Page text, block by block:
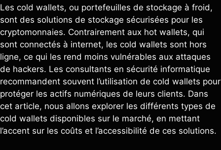
Les cold wallets, ou portefeuilles de stockage à froid,
sont des solutions de stockage sécurisées pour les
cryptomonnaies. Contrairement aux hot wallets, qui
sont connectés à internet, les cold wallets sont hors
ligne, ce qui les rend moins vulnérables aux attaques
de hackers. Les consultants en sécurité informatique
recommandent souvent l’utilisation de cold wallets pour
protéger les actifs numériques de leurs clients. Dans
cet article, nous allons explorer les différents types de
cold wallets disponibles sur le marché, en mettant
l’accent sur les coûts et l’accessibilité de ces solutions.